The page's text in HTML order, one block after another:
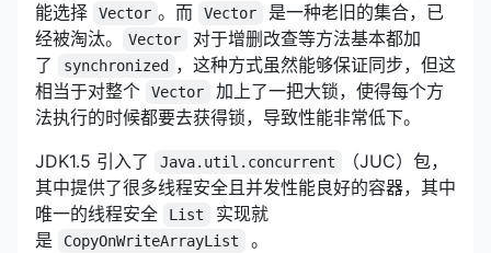
能选择
Vector 。而 Vector
是一种老旧的集合，已
经被淘汰。
Vector
对于增删改查等方法基本都加
了
synchronized
，这种方式虽然能够保证同步，但这
相当于对整个
Vector
加上了一把大锁，使得每个方
法执行的时候都要去获得锁，导致性能非常低下。
JDK1.5 引入了
Java.util.concurrent
（JUC）包，
其中提供了很多线程安全且并发性能良好的容器，其中
唯一的线程安全
List
实现就
是
CopyOnWriteArrayList 。